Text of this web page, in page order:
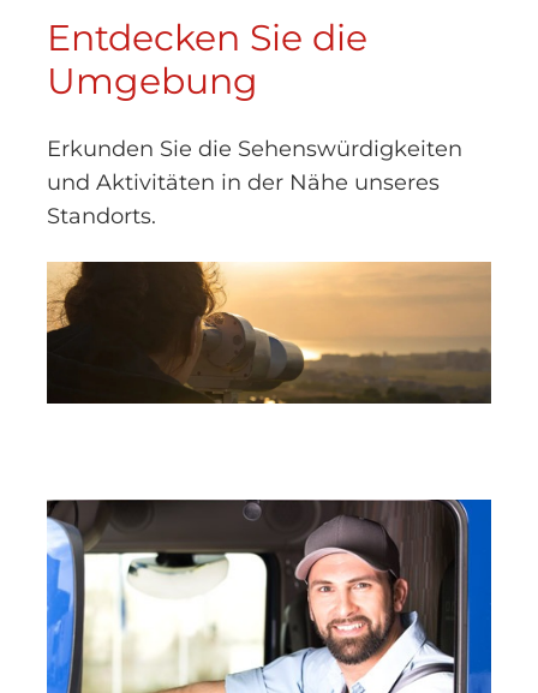
Entdecken Sie die
Umgebung
Erkunden Sie die Sehenswürdigkeiten
und Aktivitäten in der Nähe unseres
Standorts.